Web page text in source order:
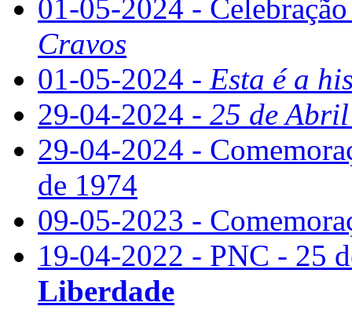
01-05-2024 -
Cravos
01-05-2024 - Esta é a
29-04-2024 - 25 de
29-04-2024 -
de 1974
09-05-2023 -
19-04-2022 - PNC - 25
Liberdade